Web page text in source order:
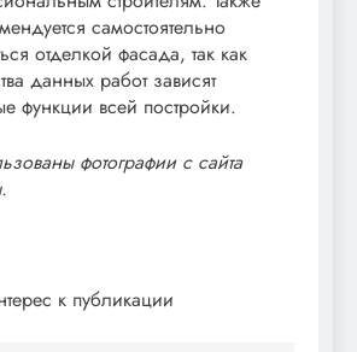
самостоятельно
отделкой фасада, так как
данных работ зависят
функции всей постройки.
фотографии с сайта
.
к публикации